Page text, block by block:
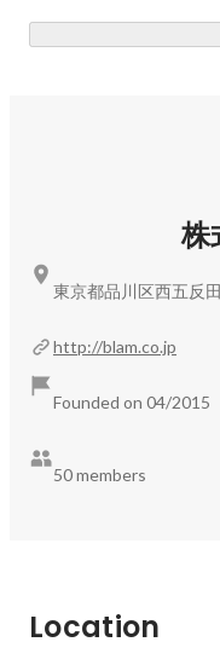
簡単に当社の紹介を
BLAMでは、ビジネ
ノウハウを身に着け
もと、プロとして活
す！
【総合職（ToB）】
※配属先は適性と本人
す。
②セールス（自社サー
知ってもらう機会と
株
http://blam.co.jp
Founded on 04/2015
50 members
東京都品川区西五反
Location